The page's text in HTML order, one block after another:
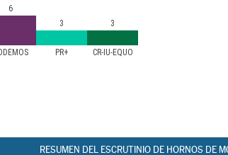
PR+ CR-IU-EQUO
6
3
3
RESUMEN DEL ESCRUTINIO DE HORNOS DE